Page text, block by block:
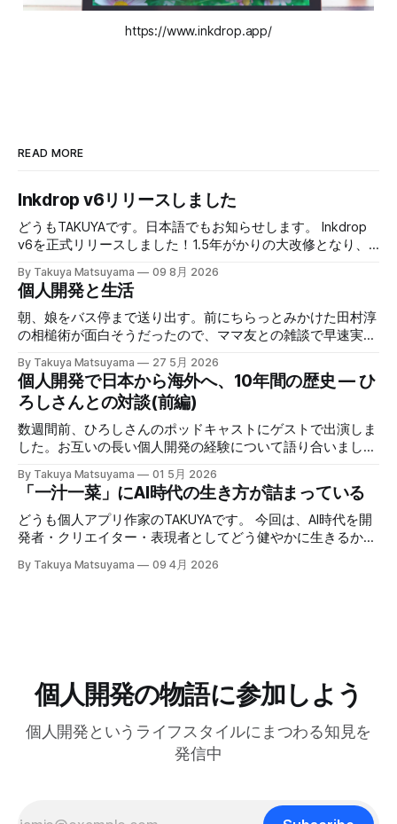
https://www.inkdrop.app/
READ MORE
Inkdrop v6リリースしました
どうもTAKUYAです。日本語でもお知らせします。 Inkdrop
v6を正式リリースしました！1.5年がかりの大改修となり、
Markdownエディタや、最近のエージェント型コーディング
ワークフローに最適化された新しいAI連携機能など、根本か
ら作り直した改善が盛りだくさんです。それでいて、気が散
らないシンプルでクリーンなUXはそのまま維持していま
べたいと思います。開発期間中に辛抱強く待って下さった
事、そしてCanaryテストで多くのフィードバックをくれたこ
とに心から感謝します。皆さんのサポートなしには実現でき
ませんでした。 ウェブサイトもv6に合わせて完全に作り直
しました。アプリのUIをそのまま使ってライブデモを構築し
たので、アプリをDLせずとも新しいエディタを試せるように
しました。ぜひ触ってみてください： Inkdrop is an AI-
native Markdown note app for developers — smooth
context flow between
By Takuya Matsuyama 09 8月 2026
個人開発と生活
朝、娘をバス停まで送り出す。前にちらっとみかけた田村淳
の相槌術が面白そうだったので、ママ友との雑談で早速実践
で癖になっている批判的思考を完全オフにし、相槌に全神経
を注ぐ、というものだ。「へぇ」「うん」「うーん」「なる
ほど〜」と、相手の話にどんなバリエーションで返そうかと
いう所に集中する。騙されたと思って試してみて欲しいんだ
が、このお陰で相手の話がよく理解できて、自然なフォロー
ら頑張って面白い話をひねり出す必要が無いので、気が楽に
なった。話の結論も何もいらなくて、「そうなんですね」
「いいですね」「ほんじゃお疲れ様です〜」みたいな感じで
締めくくる。反応に困ったらとりあえず「いいですね」まじ
で便利！男相手の会話でも有効。インタビューにも応用が利
きそうだ。 天気が悪くてだるいので、やる気が出るまで部
By Takuya Matsuyama 27 5月 2026
個人開発で日本から海外へ、10年間の歴史 — ひ
ろしさんとの対談(前編)
数週間前、ひろしさんのポッドキャストにゲストで出演しま
した。お互いの長い個人開発の経験について語り合いまし
き起こしが出来たので、こちらに掲載します。お楽しみくだ
さい。 ※ギアアイコンをクリックして、音声と字幕を日本語
に変更できます。 00:00 イントロ:TAKUYAさんようこそ
01:32 TAKUYAさんの自己紹介:WalknoteからInkdropまで
がフリーランス案件につながった 09:17 Inkdropで食えるよ
By Takuya Matsuyama 01 5月 2026
「一汁一菜」にAI時代の生き方が詰まっている
どうも個人アプリ作家のTAKUYAです。 今回は、AI時代を開
発者・クリエイター・表現者としてどう健やかに生きるか、
の「健やかに生きる」とは、心身の健康を保ちながら、もの
ーティストとして生きる上で大事なのは、「戦略」や「堀
(moat)」を築くことよりも、「生きる方向性」 だと思って
はどこに行きたいのか？何を見たいのか？それが大事です。
戦略は状況に合わせて柔軟に変えればいいからです。 今回
菜でよいという提案」 を読んで、日々のリズムを健やかに
By Takuya Matsuyama 09 4月 2026
個人開発の物語に参加しよう
個人開発というライフスタイルにまつわる知見を
発信中